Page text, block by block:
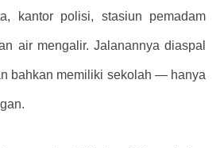
kantor polisi, stasiun pemadam
air mengalir. Jalanannya diaspal
bahkan memiliki sekolah — hanya